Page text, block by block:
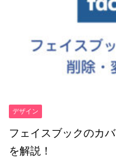
デザイン
フェイスブックのカ
を解説！